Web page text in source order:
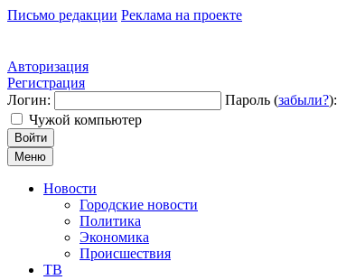
Письмо редакции Реклама на проекте
Авторизация
Регистрация
Логин:
Пароль (забыли?):
Чужой компьютер
Войти
Меню
Новости
Городские новости
Политика
Экономика
Происшествия
ТВ